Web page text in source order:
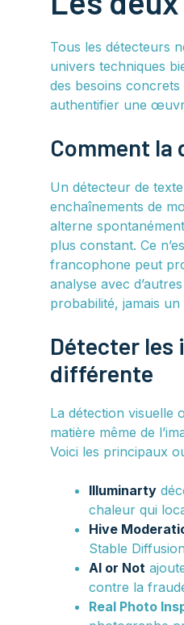
Tous les détecteurs
univers techniques
des besoins
authentifier une
Comment
Un détecteur de
enchaînements de
alterne
plus constant. Ce
francophone peut
analyse avec
probabilité, jamais un
Détecter les
différente
La détection visuelle
matière même de
Voici les principaux
Illuminarty
chaleur qui
Hive
Stable
AI or Not
contre la
Real Photo